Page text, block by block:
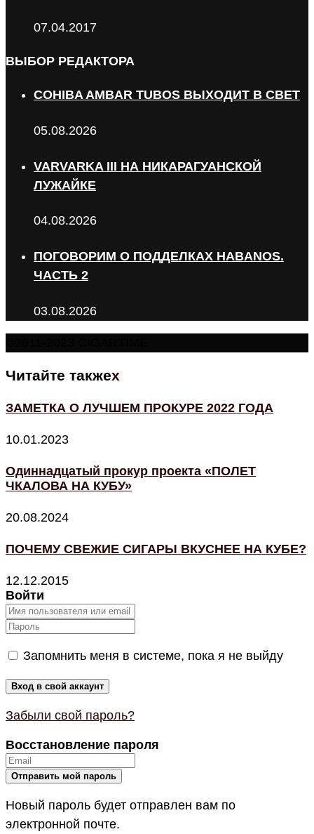
07.04.2017
ВЫБОР РЕДАКТОРА
COHIBA AMBAR TUBOS ВЫХОДИТ В СВЕТ
05.08.2026
VARVARKA III НА НИКАРАГУАНСКОЙ
ЛУЖАЙКЕ
04.08.2026
ПОГОВОРИМ О ПОДДЕЛКАХ HABANOS.
ЧАСТЬ 2
03.08.2026
Читайте такжеx
ЗАМЕТКА О ЛУЧШЕМ ПРОКУРЕ 2022 ГОДА
10.01.2023
Одиннадцатый прокур проекта «ПОЛЕТ
ЧКАЛОВА НА КУБУ»
20.08.2024
ПОЧЕМУ СВЕЖИЕ СИГАРЫ ВКУСНЕЕ НА КУБЕ?
12.12.2015
Войти
Запомнить меня в системе, пока я не выйду
Забыли свой пароль?
Восстановление пароля
Новый пароль будет отправлен вам по
электронной почте.